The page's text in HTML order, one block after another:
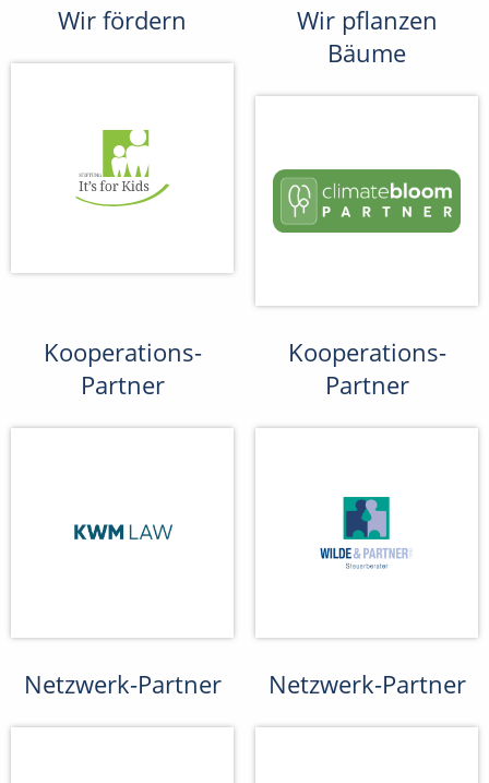
Wir fördern
Wir pflanzen
Bäume
Kooperations-
Partner
Kooperations-
Partner
Netzwerk-Partner Netzwerk-Partner